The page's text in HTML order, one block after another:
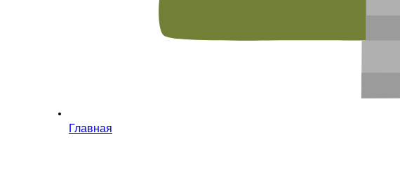
Главная